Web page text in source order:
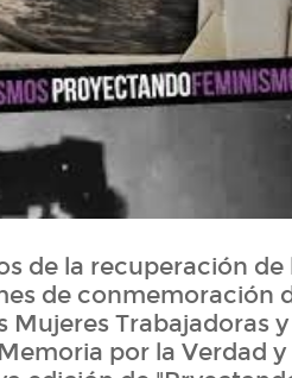
de la recuperación
de conmemoración
Mujeres Trabajadoras
por la Verdad